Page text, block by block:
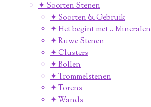
✦ Soorten Stenen
✦ Soorten & Gebruik
✦ Het begint met .. Mineralen
✦ Ruwe Stenen
✦ Clusters
✦ Bollen
✦ Trommelstenen
✦ Torens
✦ Wands